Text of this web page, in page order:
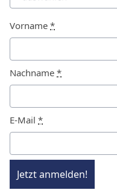
Vorname *
Nachname *
E-Mail *
Jetzt anmelden!